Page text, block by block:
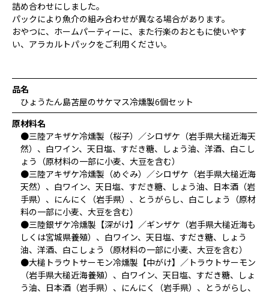
詰め合わせにしました。
パックにより魚介の組み合わせが異なる場合があります。
おやつに、ホームパーティーに、また行楽のおともに使いやす
い、アラカルトパックをご利用ください。
品名
ひょうたん島苫屋のサケマス冷燻製6個セット
原材料名
●三陸アキザケ冷燻製（桜子）／シロザケ（岩手県大槌近海天
然）、白ワイン、天日塩、すだき糖、しょう油、洋酒、白こし
ょう（原材料の一部に小麦、大豆を含む）
●三陸アキザケ冷燻製（めぐみ）／シロザケ（岩手県大槌近海
天然）、白ワイン、天日塩、すだき糖、しょう油、日本酒（岩
手県）、にんにく（岩手県）、とうがらし、白こしょう（原材
料の一部に小麦、大豆を含む）
●三陸銀ザケ冷燻製【深がけ】／ギンザケ（岩手県大槌近海も
しくは宮城県養殖）、白ワイン、天日塩、すだき糖、しょう
油、洋酒、白こしょう（原材料の一部に小麦、大豆を含む）
●大槌トラウトサーモン冷燻製【中がけ】／トラウトサーモン
（岩手県大槌近海養殖）、白ワイン、天日塩、すだき糖、しょ
う油、日本酒（岩手県）、にんにく（岩手県）、とうがらし、